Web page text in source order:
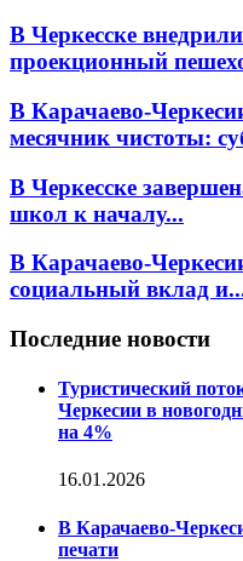
В Черкесске
проекционный
В Карачаево-
месячник чистоты:
В Черкесске
школ к началу...
В Карачаево-
социальный вклад
Последние новости
Туристический
Черкесии в
на 4%
16.01.2026
В Карачаево-
печати